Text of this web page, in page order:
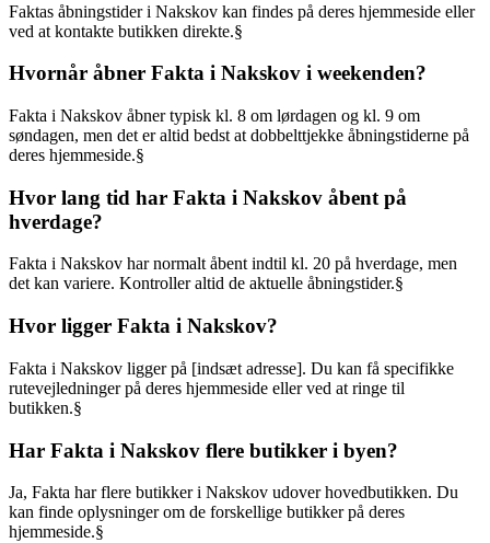
Faktas åbningstider i Nakskov kan findes på deres hjemmeside eller
ved at kontakte butikken direkte.§
Hvornår åbner Fakta i Nakskov i weekenden?
Fakta i Nakskov åbner typisk kl. 8 om lørdagen og kl. 9 om
søndagen, men det er altid bedst at dobbelttjekke åbningstiderne på
deres hjemmeside.§
Hvor lang tid har Fakta i Nakskov åbent på
hverdage?
Fakta i Nakskov har normalt åbent indtil kl. 20 på hverdage, men
det kan variere. Kontroller altid de aktuelle åbningstider.§
Hvor ligger Fakta i Nakskov?
Fakta i Nakskov ligger på [indsæt adresse]. Du kan få specifikke
rutevejledninger på deres hjemmeside eller ved at ringe til
butikken.§
Har Fakta i Nakskov flere butikker i byen?
Ja, Fakta har flere butikker i Nakskov udover hovedbutikken. Du
kan finde oplysninger om de forskellige butikker på deres
hjemmeside.§